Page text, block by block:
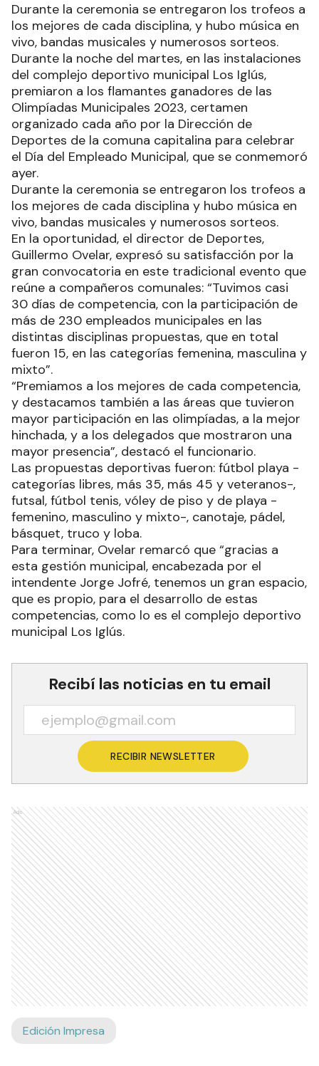
Durante la ceremonia se entregaron los trofeos a
los mejores de cada disciplina, y hubo música en
vivo, bandas musicales y numerosos sorteos.
Durante la noche del martes, en las instalaciones
del complejo deportivo municipal Los Iglús,
premiaron a los flamantes ganadores de las
Olimpíadas Municipales 2023, certamen
organizado cada año por la Dirección de
Deportes de la comuna capitalina para celebrar
el Día del Empleado Municipal, que se conmemoró
ayer.
Durante la ceremonia se entregaron los trofeos a
los mejores de cada disciplina y hubo música en
vivo, bandas musicales y numerosos sorteos.
En la oportunidad, el director de Deportes,
Guillermo Ovelar, expresó su satisfacción por la
gran convocatoria en este tradicional evento que
reúne a compañeros comunales: “Tuvimos casi
30 días de competencia, con la participación de
más de 230 empleados municipales en las
distintas disciplinas propuestas, que en total
fueron 15, en las categorías femenina, masculina y
mixto”.
“Premiamos a los mejores de cada competencia,
y destacamos también a las áreas que tuvieron
mayor participación en las olimpíadas, a la mejor
hinchada, y a los delegados que mostraron una
mayor presencia”, destacó el funcionario.
Las propuestas deportivas fueron: fútbol playa -
categorías libres, más 35, más 45 y veteranos-,
futsal, fútbol tenis, vóley de piso y de playa -
femenino, masculino y mixto-, canotaje, pádel,
básquet, truco y loba.
Para terminar, Ovelar remarcó que “gracias a
esta gestión municipal, encabezada por el
intendente Jorge Jofré, tenemos un gran espacio,
que es propio, para el desarrollo de estas
competencias, como lo es el complejo deportivo
municipal Los Iglús.
Recibí las noticias en tu email
RECIBIR NEWSLETTER
Ads
Edición Impresa